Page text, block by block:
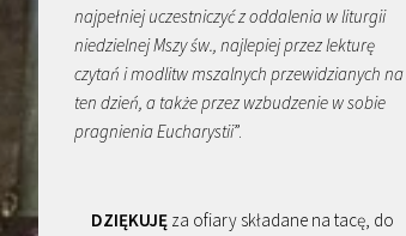
najpełniej uczestniczyć z oddalenia w liturgii
niedzielnej Mszy św., najlepiej przez lekturę
czytań i modlitw mszalnych przewidzianych na
ten dzień, a także przez wzbudzenie w sobie
pragnienia Eucharystii”.
DZIĘKUJĘza ofiary składane na tacę, do